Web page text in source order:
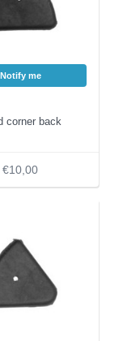
Notify me
corner back
€10,00